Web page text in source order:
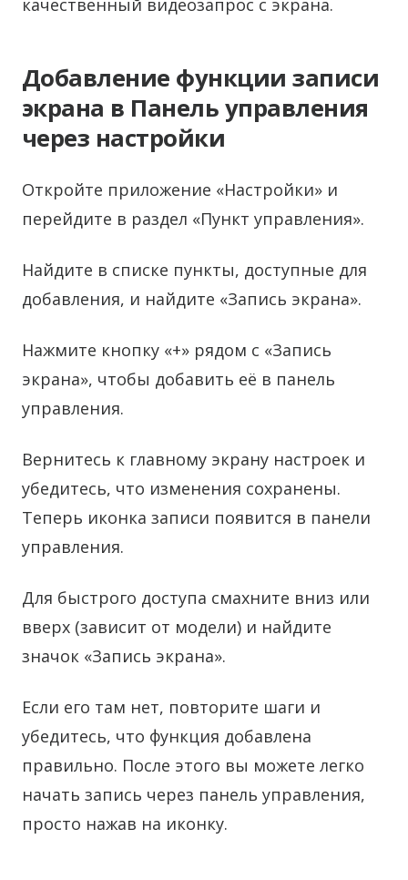
качественный видеозапрос с экрана.
Добавление функции записи
экрана в Панель управления
через настройки
Откройте приложение «Настройки» и
перейдите в раздел «Пункт управления».
Найдите в списке пункты, доступные для
добавления, и найдите «Запись экрана».
Нажмите кнопку «+» рядом с «Запись
экрана», чтобы добавить её в панель
управления.
Вернитесь к главному экрану настроек и
убедитесь, что изменения сохранены.
Теперь иконка записи появится в панели
управления.
Для быстрого доступа смахните вниз или
вверх (зависит от модели) и найдите
значок «Запись экрана».
Если его там нет, повторите шаги и
убедитесь, что функция добавлена
правильно. После этого вы можете легко
начать запись через панель управления,
просто нажав на иконку.